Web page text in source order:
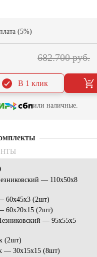
(5%)
682.700 руб.
В 1 клик
или наличные.
— 110х50х8
60х45х3 (2шт)
60х20х15 (2шт)
— 95х55х5
(2шт)
— 30х15х15 (8шт)